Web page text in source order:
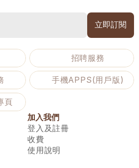
招聘服務
手機APPS(用戶版)
頁
加入我們
登入及註冊
收費
使用說明